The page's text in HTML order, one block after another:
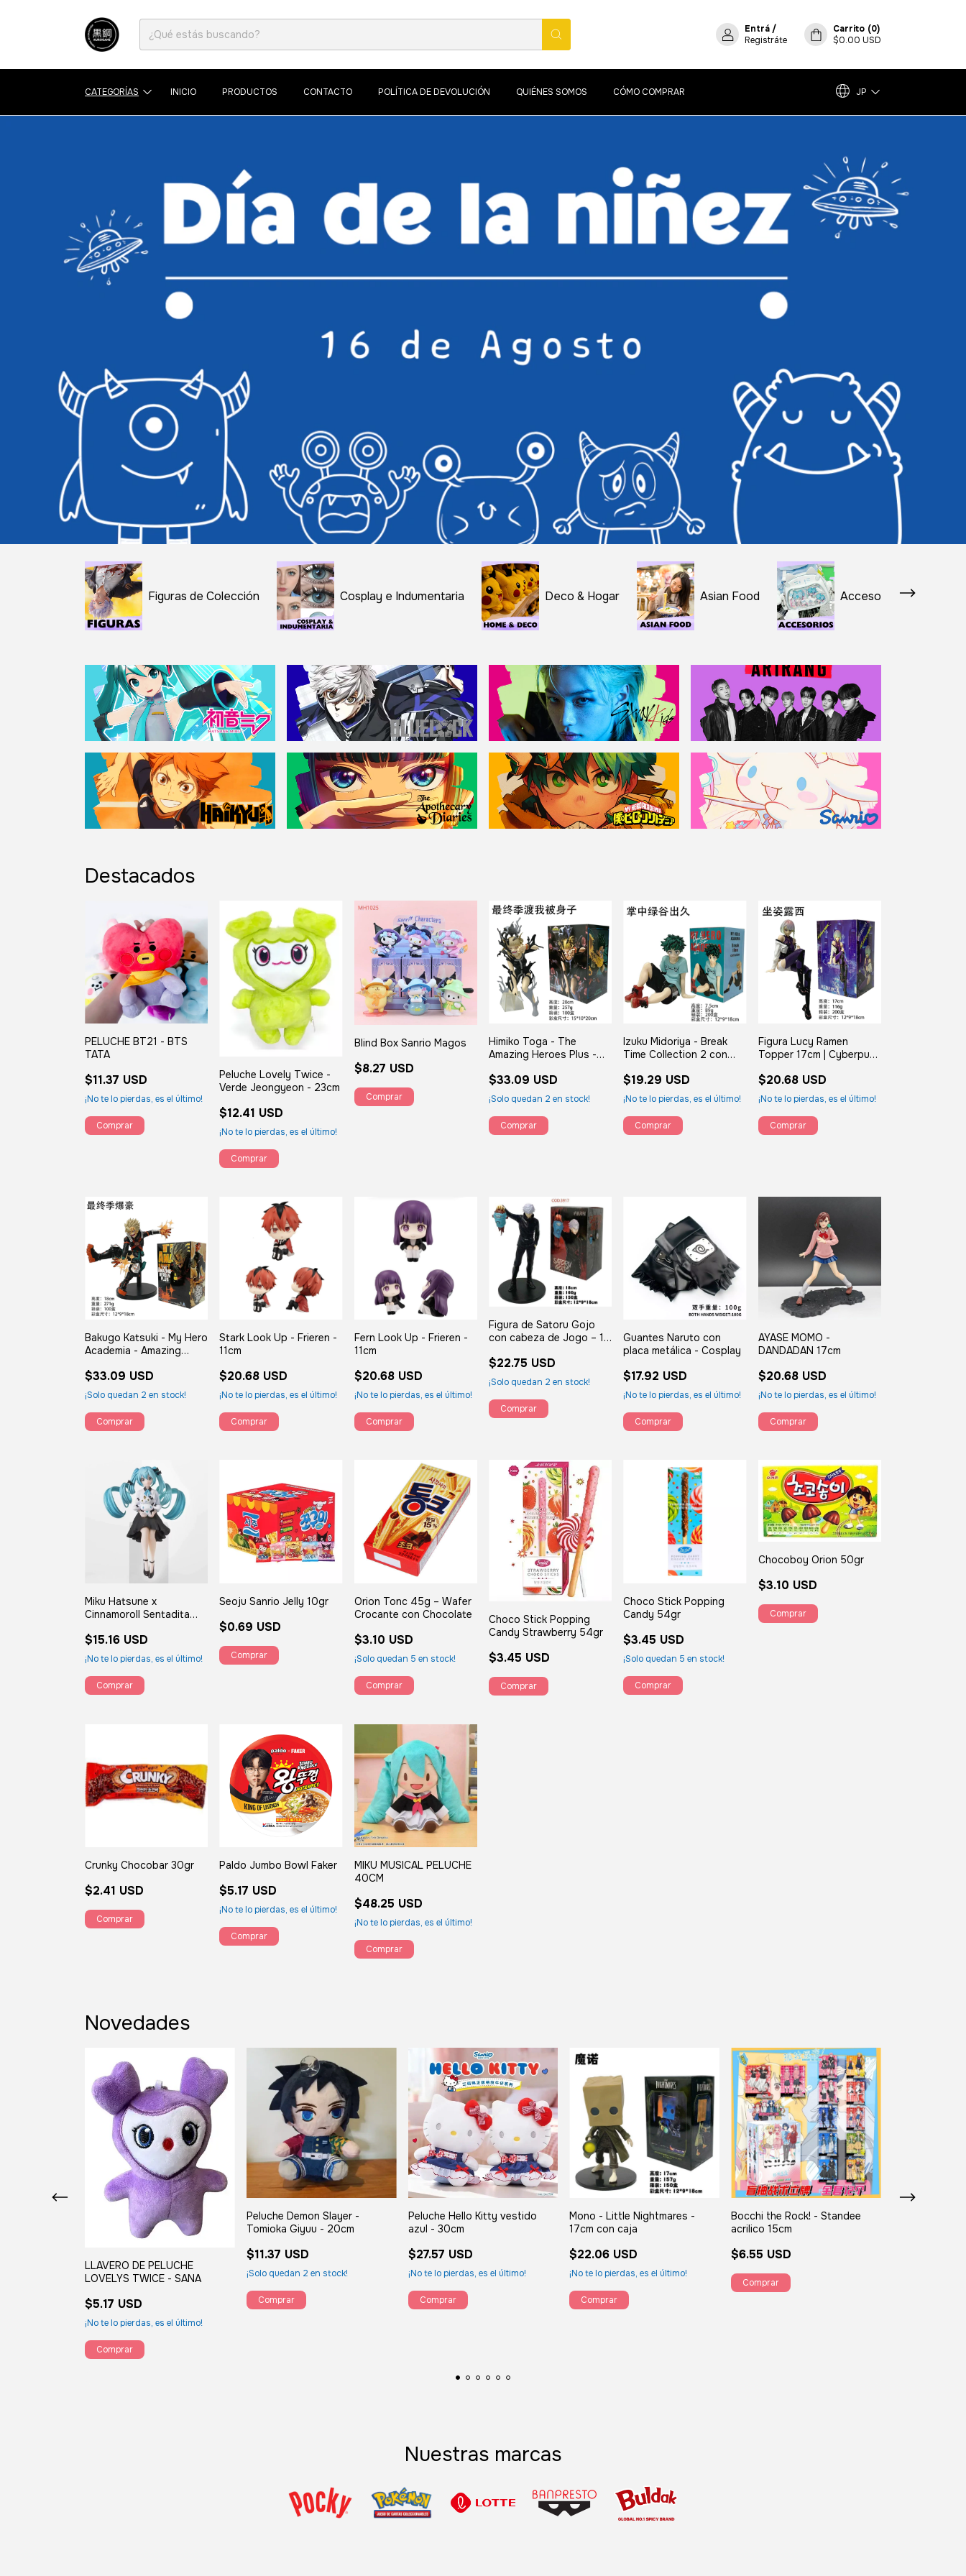
Entrá /
Registráte
Carrito (0)
$0.00 USD
CATEGORÍAS INICIO PRODUCTOS CONTACTO POLÍTICA DE DEVOLUCIÓN QUIÉNES SOMOS CÓMO COMPRAR JP
Figuras de Colección Cosplay e Indumentaria Deco & Hogar Asian Food Accesorios
Destacados
PELUCHE BT21 - BTS
TATA
$11.37 USD
¡No te lo pierdas, es el último!
Peluche Lovely Twice -
Verde Jeongyeon - 23cm
$12.41 USD
¡No te lo pierdas, es el último!
Blind Box Sanrio Magos
$8.27 USD
Himiko Toga - The
Amazing Heroes Plus -
con caja
$33.09 USD
¡Solo quedan 2 en stock!
Izuku Midoriya - Break
Time Collection 2 con
$19.29 USD
¡No te lo pierdas, es el último!
Figura Lucy Ramen
Topper 17cm | Cyberpunk
$20.68 USD
¡No te lo pierdas, es el último!
Bakugo Katsuki - My Hero
Academia - Amazing
$33.09 USD
¡Solo quedan 2 en stock!
Stark Look Up - Frieren -
11cm
$20.68 USD
¡No te lo pierdas, es el último!
Fern Look Up - Frieren -
11cm
$20.68 USD
¡No te lo pierdas, es el último!
Figura de Satoru Gojo
con cabeza de Jogo – 19
$22.75 USD
¡Solo quedan 2 en stock!
Guantes Naruto con
placa metálica - Cosplay
$17.92 USD
¡No te lo pierdas, es el último!
AYASE MOMO -
DANDADAN 17cm
$20.68 USD
¡No te lo pierdas, es el último!
Miku Hatsune x
Cinnamoroll Sentadita
$15.16 USD
¡No te lo pierdas, es el último!
Seoju Sanrio Jelly 10gr
$0.69 USD
Orion Tonc 45g – Wafer
Crocante con Chocolate
$3.10 USD
¡Solo quedan 5 en stock!
Choco Stick Popping
Candy Strawberry 54gr
$3.45 USD
Choco Stick Popping
Candy 54gr
$3.45 USD
¡Solo quedan 5 en stock!
Chocoboy Orion 50gr
$3.10 USD
Crunky Chocobar 30gr
$2.41 USD
Paldo Jumbo Bowl Faker
$5.17 USD
¡No te lo pierdas, es el último!
MIKU MUSICAL PELUCHE
40CM
$48.25 USD
¡No te lo pierdas, es el último!
Novedades
LLAVERO DE PELUCHE
LOVELYS TWICE - SANA
$5.17 USD
¡No te lo pierdas, es el último!
Peluche Demon Slayer -
Tomioka Giyuu - 20cm
$11.37 USD
¡Solo quedan 2 en stock!
Peluche Hello Kitty vestido
azul - 30cm
$27.57 USD
¡No te lo pierdas, es el último!
Mono - Little Nightmares -
17cm con caja
$22.06 USD
¡No te lo pierdas, es el último!
Bocchi the Rock! - Standee
acrilico 15cm
$6.55 USD
Nuestras marcas